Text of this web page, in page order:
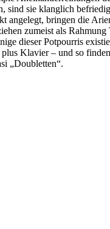
sind sie klanglich
angelegt, bringen die
zumeist als Rahmung
dieser Potpourris
plus Klavier – und so
„Doubletten“.